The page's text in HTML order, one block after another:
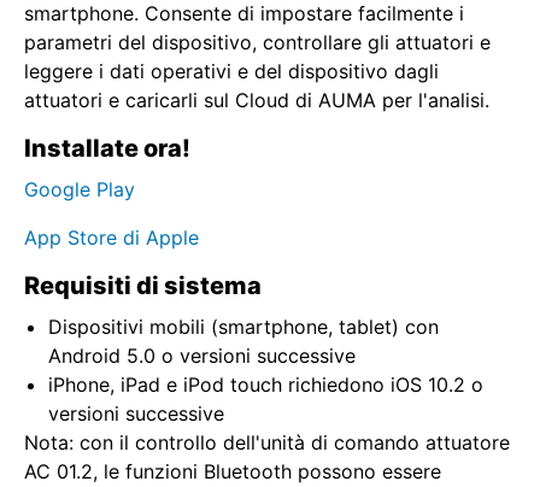
smartphone. Consente di impostare facilmente i
parametri del dispositivo, controllare gli attuatori e
leggere i dati operativi e del dispositivo dagli
attuatori e caricarli sul Cloud di AUMA per l'analisi.
Installate ora!
Google Play
App Store di Apple
Requisiti di sistema
Dispositivi mobili (smartphone, tablet) con
Android 5.0 o versioni successive
iPhone, iPad e iPod touch richiedono iOS 10.2 o
versioni successive
Nota: con il controllo dell'unità di comando attuatore
AC 01.2, le funzioni Bluetooth possono essere